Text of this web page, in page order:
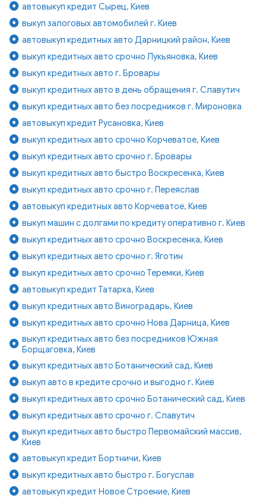
автовыкуп кредит Сырец, Киев
выкуп залоговых автомобилей г. Киев
автовыкуп кредитных авто Дарницкий район, Киев
выкуп кредитных авто срочно Лукьяновка, Киев
выкуп кредитных авто г. Бровары
выкуп кредитных авто в день обращения г. Славутич
выкуп кредитных авто без посредников г. Мироновка
автовыкуп кредит Русановка, Киев
выкуп кредитных авто срочно Корчеватое, Киев
выкуп кредитных авто срочно г. Бровары
выкуп кредитных авто быстро Воскресенка, Киев
выкуп кредитных авто срочно г. Переяслав
автовыкуп кредитных авто Корчеватое, Киев
выкуп машин с долгами по кредиту оперативно г. Киев
выкуп кредитных авто срочно Воскресенка, Киев
выкуп кредитных авто срочно г. Яготин
выкуп кредитных авто срочно Теремки, Киев
автовыкуп кредит Татарка, Киев
выкуп кредитных авто Виноградарь, Киев
выкуп кредитных авто срочно Нова Дарница, Киев
выкуп кредитных авто без посредников Южная
Борщаговка, Киев
выкуп кредитных авто Ботанический сад, Киев
выкуп авто в кредите срочно и выгодно г. Киев
выкуп кредитных авто срочно Ботанический сад, Киев
выкуп кредитных авто срочно г. Славутич
выкуп кредитных авто быстро Первомайский массив,
Киев
автовыкуп кредит Бортничи, Киев
выкуп кредитных авто быстро г. Богуслав
автовыкуп кредит Новое Строение, Киев